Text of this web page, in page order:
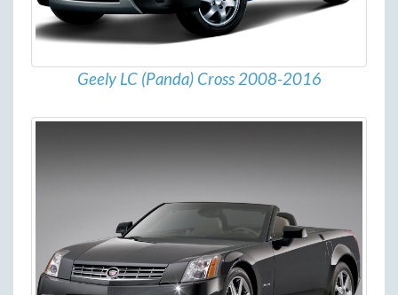
Geely LC (Panda) Cross 2008-2016